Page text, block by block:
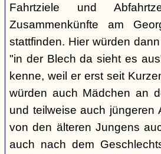
Fahrtziele und
Zusammenkünfte am
stattfinden. Hier würden
"in der Blech da sieht es
kenne, weil er erst seit
würden auch Mädchen an
und teilweise auch jüngeren
von den älteren Jungens
auch nach dem